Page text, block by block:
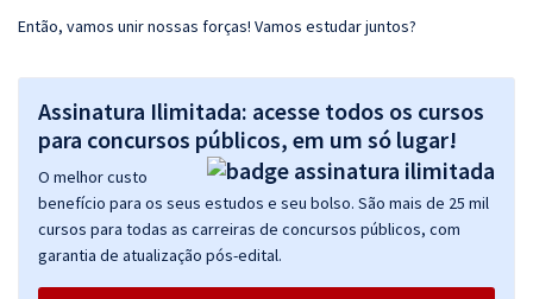
Então, vamos unir nossas forças! Vamos estudar juntos?
Assinatura Ilimitada: acesse todos os cursos
para concursos públicos, em um só lugar!
O melhor custo
benefício para os seus estudos e seu bolso. São mais de 25 mil
cursos para todas as carreiras de concursos públicos, com
garantia de atualização pós-edital.